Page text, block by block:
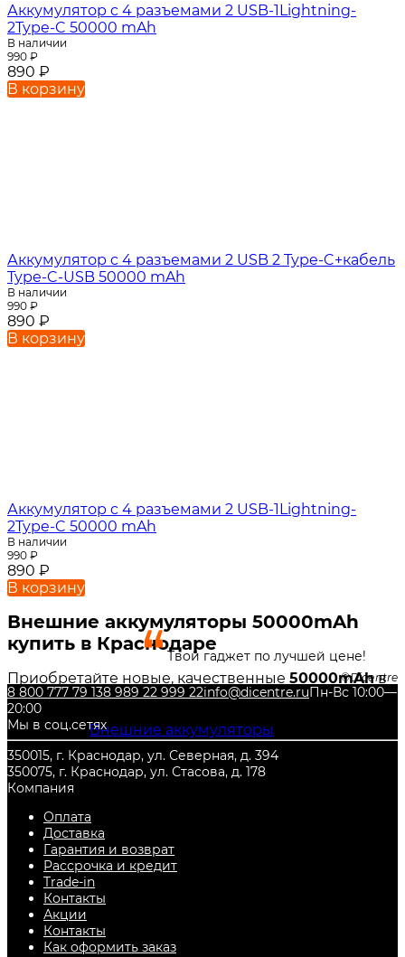
Аккумулятор c 4 разъемами 2 USB-1Lightning-
2Type-C 50000 mAh
В наличии
990 ₽
890 ₽
В корзину
Аккумулятор c 4 разъемами 2 USB 2 Type-C+кабель
Type-C-USB 50000 mAh
В наличии
990 ₽
890 ₽
В корзину
Аккумулятор c 4 разъемами 2 USB-1Lightning-
2Type-C 50000 mAh
В наличии
990 ₽
890 ₽
В корзину
Внешние аккумуляторы 50000mAh
купить в Краснодаре
Приобретайте новые, качественные 50000mAhв
нашем интернет-магазине DiCENTRE! Также Вы
можете недорого купить и другие товары из
категорииВнешние аккумуляторы
производителя, и по самой низкой цене. Всегда
есть в наличии в городеКраснодар
Твой гаджет по лучшей цене!
Dicentre
8 800 777 79 138 989 22 999 22info@dicentre.ruПн-Вс 10:00—
20:00
Мы в соц.сетях
350015, г. Краснодар, ул. Северная, д. 394
350075, г. Краснодар, ул. Стасова, д. 178
Компания
Оплата
Доставка
Гарантия и возврат
Рассрочка и кредит
Trade-in
Контакты
Акции
Контакты
Как оформить заказ